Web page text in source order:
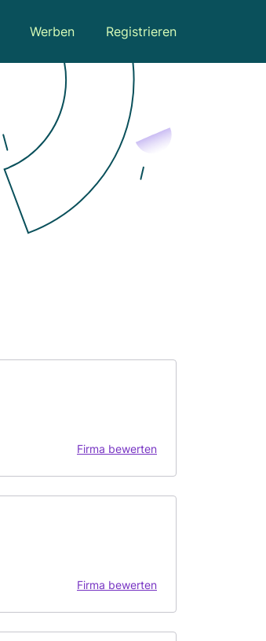
Werben Registrieren
Firma bewerten
Firma bewerten